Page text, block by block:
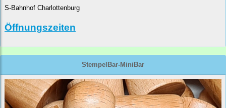
S-Bahnhof Charlottenburg
Öffnungszeiten
StempelBar-MiniBar